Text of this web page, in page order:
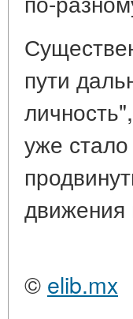
пути
уже
движения
© elib.mx